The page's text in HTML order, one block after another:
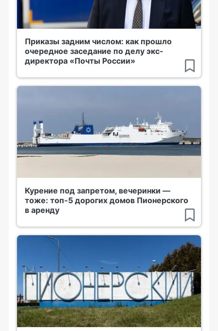
Приказы задним числом: как прошло
очередное заседание по делу экс-
директора «Почты России»
Курение под запретом, вечеринки —
тоже: топ-5 дорогих домов Пионерского
в аренду